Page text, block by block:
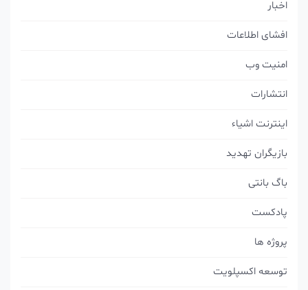
افشای اطلاعات
امنیت وب
انتشارات
اینترنت اشیاء
بازیگران تهدید
باگ بانتی
پادکست
پروژه ها
توسعه اکسپلویت